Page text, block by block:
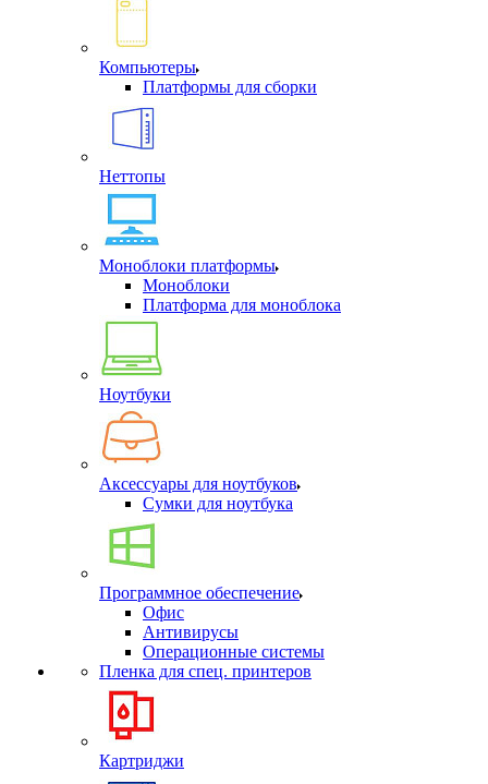
Компьютеры
Платформы для сборки
Неттопы
Моноблоки платформы
Моноблоки
Платформа для моноблока
Ноутбуки
Аксессуары для ноутбуков
Сумки для ноутбука
Программное обеспечение
Офис
Антивирусы
Операционные системы
Пленка для спец. принтеров
Картриджи